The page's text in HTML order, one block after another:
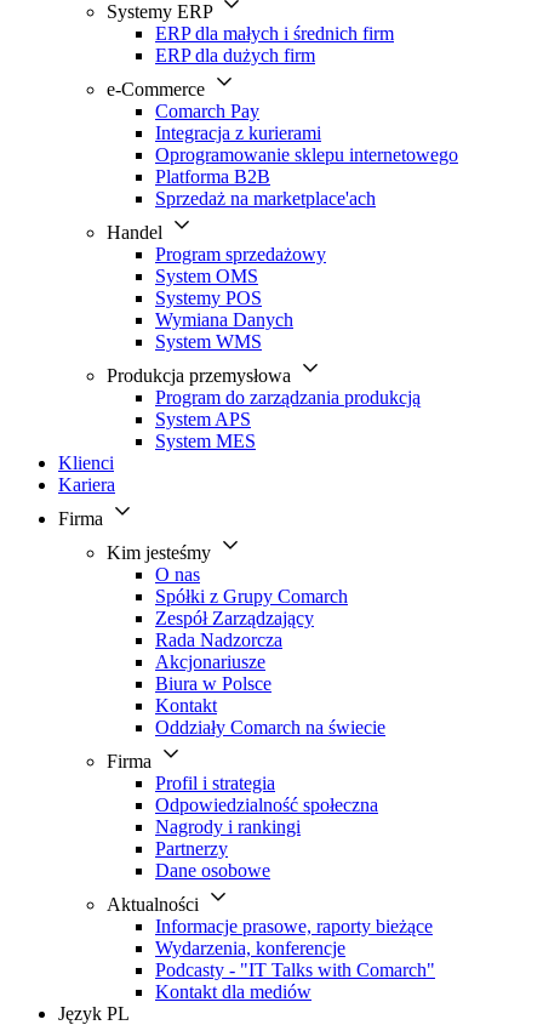
Systemy ERP
ERP dla małych i średnich firm
ERP dla dużych firm
e-Commerce
Comarch Pay
Integracja z kurierami
Oprogramowanie sklepu internetowego
Platforma B2B
Sprzedaż na marketplace'ach
Handel
Program sprzedażowy
System OMS
Systemy POS
Wymiana Danych
System WMS
Produkcja przemysłowa
Program do zarządzania produkcją
System APS
System MES
Klienci
Kariera
Firma
Kim jesteśmy
O nas
Spółki z Grupy Comarch
Zespół Zarządzający
Rada Nadzorcza
Akcjonariusze
Biura w Polsce
Kontakt
Oddziały Comarch na świecie
Firma
Profil i strategia
Odpowiedzialność społeczna
Nagrody i rankingi
Partnerzy
Dane osobowe
Aktualności
Informacje prasowe, raporty bieżące
Wydarzenia, konferencje
Podcasty - "IT Talks with Comarch"
Kontakt dla mediów
Język PL